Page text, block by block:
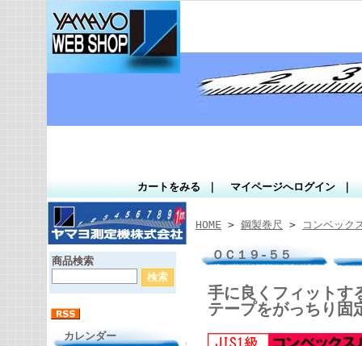
カートをみる マイページへログイン
商品検索
カレンダー
HOME > 鋼製巻尺 > コンベック
ＯＣ１９-５５
手に良くフィットす
テープをがっちり固